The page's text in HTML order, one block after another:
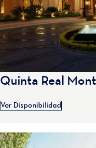
Quinta Real
Ver Disponibilidad